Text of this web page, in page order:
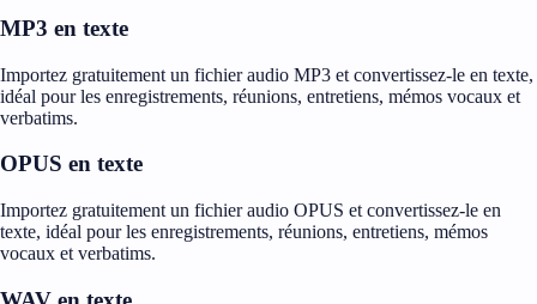
MP3 en texte
Importez gratuitement un fichier audio MP3 et convertissez-le en texte,
idéal pour les enregistrements, réunions, entretiens, mémos vocaux et
verbatims.
OPUS en texte
Importez gratuitement un fichier audio OPUS et convertissez-le en
texte, idéal pour les enregistrements, réunions, entretiens, mémos
vocaux et verbatims.